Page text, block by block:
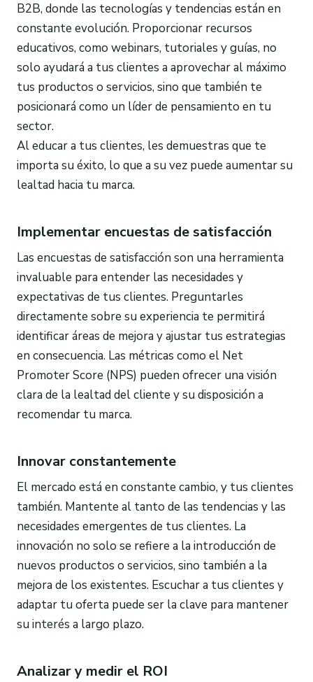
B2B, donde las tecnologías y tendencias están en
constante evolución. Proporcionar recursos
educativos, como webinars, tutoriales y guías, no
solo ayudará a tus clientes a aprovechar al máximo
tus productos o servicios, sino que también te
posicionará como un líder de pensamiento en tu
sector.
Al educar a tus clientes, les demuestras que te
importa su éxito, lo que a su vez puede aumentar su
lealtad hacia tu marca.
Implementar encuestas de satisfacción
Las encuestas de satisfacción son una herramienta
invaluable para entender las necesidades y
expectativas de tus clientes. Preguntarles
directamente sobre su experiencia te permitirá
identificar áreas de mejora y ajustar tus estrategias
en consecuencia. Las métricas como el Net
Promoter Score (NPS) pueden ofrecer una visión
clara de la lealtad del cliente y su disposición a
recomendar tu marca.
Innovar constantemente
El mercado está en constante cambio, y tus clientes
también. Mantente al tanto de las tendencias y las
necesidades emergentes de tus clientes. La
innovación no solo se refiere a la introducción de
nuevos productos o servicios, sino también a la
mejora de los existentes. Escuchar a tus clientes y
adaptar tu oferta puede ser la clave para mantener
su interés a largo plazo.
Analizar y medir el ROI